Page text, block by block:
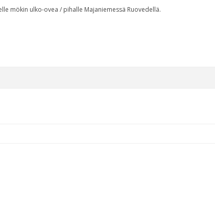
mökin ulko-ovea / pihalle Majaniemessä Ruovedellä.